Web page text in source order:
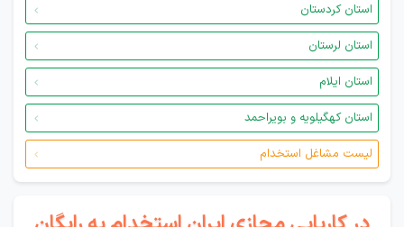
استان کردستان
استان لرستان
استان ایلام
استان کهگیلویه و بویراحمد
لیست مشاغل استخدام